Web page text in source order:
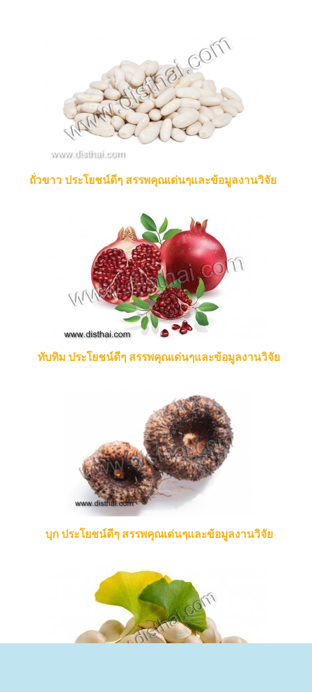
ถั่วขาว ประโยชน์ดีๆ สรรพคุณเด่นๆและข้อมูลงานวิจัย
ทับทิม ประโยชน์ดีๆ สรรพคุณเด่นๆและข้อมูลงานวิจัย
บุก ประโยชน์ดีๆ สรรพคุณเด่นๆและข้อมูลงานวิจัย